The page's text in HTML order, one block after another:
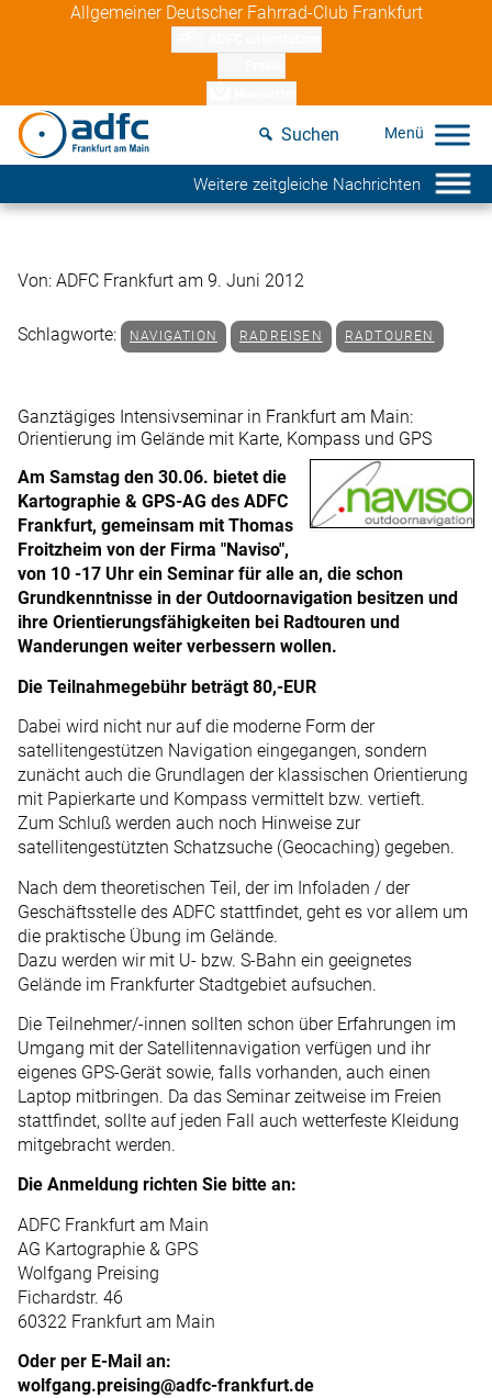
Allgemeiner Deutscher Fahrrad-Club Frankfurt
Suchen
Weitere zeitgleiche Nachrichten
Von: ADFC Frankfurt am 9. Juni 2012
Schlagworte: NAVIGATION RADREISEN RADTOUREN
Ganztägiges Intensivseminar in Frankfurt am Main:
Orientierung im Gelände mit Karte, Kompass und GPS
Am Samstag den 30.06. bietet die
Kartographie & GPS-AG des ADFC
Frankfurt, gemeinsam mit Thomas
Froitzheim von der Firma "Naviso",
von 10 -17 Uhr ein Seminar für alle an, die schon
Grundkenntnisse in der Outdoornavigation besitzen und
ihre Orientierungsfähigkeiten bei Radtouren und
Wanderungen weiter verbessern wollen.
Die Teilnahmegebühr beträgt 80,-EUR
Dabei wird nicht nur auf die moderne Form der
satellitengestützen Navigation eingegangen, sondern
zunächt auch die Grundlagen der klassischen Orientierung
mit Papierkarte und Kompass vermittelt bzw. vertieft.
Zum Schluß werden auch noch Hinweise zur
satellitengestützten Schatzsuche (Geocaching) gegeben.
Nach dem theoretischen Teil, der im Infoladen / der
Geschäftsstelle des ADFC stattfindet, geht es vor allem um
die praktische Übung im Gelände.
Dazu werden wir mit U- bzw. S-Bahn ein geeignetes
Gelände im Frankfurter Stadtgebiet aufsuchen.
Die Teilnehmer/-innen sollten schon über Erfahrungen im
Umgang mit der Satellitennavigation verfügen und ihr
eigenes GPS-Gerät sowie, falls vorhanden, auch einen
Laptop mitbringen. Da das Seminar zeitweise im Freien
stattfindet, sollte auf jeden Fall auch wetterfeste Kleidung
mitgebracht werden.
Die Anmeldung richten Sie bitte an:
ADFC Frankfurt am Main
AG Kartographie & GPS
Wolfgang Preising
Fichardstr. 46
60322 Frankfurt am Main
Oder per E-Mail an:
wolfgang.preising@adfc-frankfurt.de